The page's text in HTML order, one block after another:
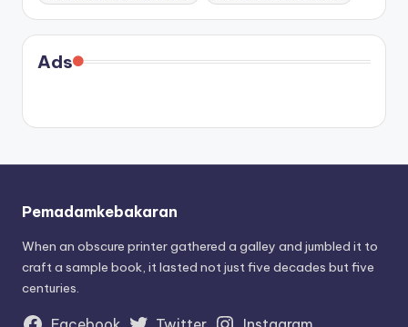
Ads
Pemadamkebakaran
When an obscure printer gathered a galley and jumbled it to
craft a sample book, it lasted not just five decades but five
centuries.